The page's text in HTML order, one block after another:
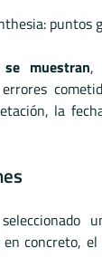
muestran,
la
en concreto,